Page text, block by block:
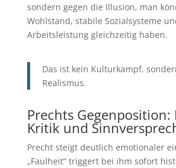
sondern gegen die Illusion, man
Wohlstand, stabile Sozialsysteme
Arbeitsleistung gleichzeitig haben.
Das ist kein Kulturkampf,
Realismus.
Prechts
Kritik und
Precht steigt deutlich emotionaler
„Faulheit“ triggert bei ihm sofort